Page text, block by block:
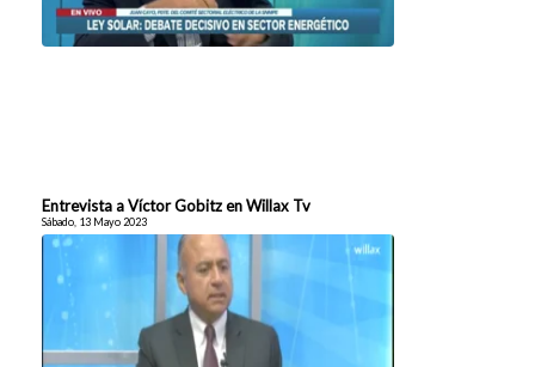
Entrevista a Víctor Gobitz en Willax Tv
Sábado, 13 Mayo 2023